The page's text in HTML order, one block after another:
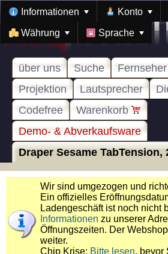
Informationen Konto
Währung Sprache
über uns Suche Fernseher
Projektion
Lautsprecher
Codefree
Warenkorb
Demo- & Abverkaufsware
Draper Sesame TabTension,
Wir sind umgezogen und
Ein offizielles
Ladengeschäft ist noch nicht
Informationen zu unserer
Öffnungszeiten. Der
weiter.
Chip Krise: Bitte lesen, bevor